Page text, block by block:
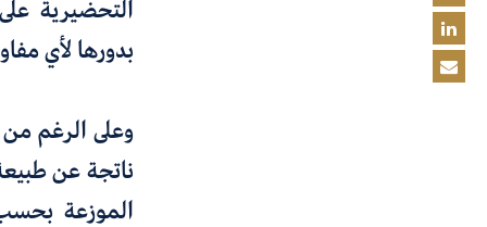
التحضيرية
بدورها لأي
وعلى الرغم
ناتجة عن
الموزعة